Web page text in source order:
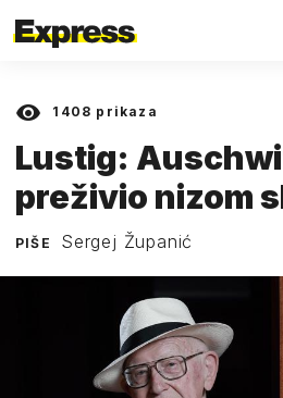
1408 prikaza
Lustig:
preživio nizom
PIŠE Sergej Županić